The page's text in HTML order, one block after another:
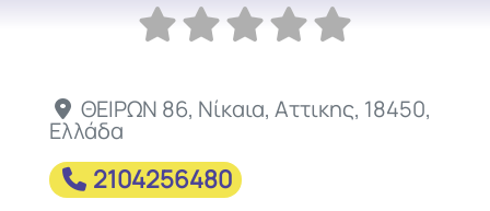
ΘΕΙΡΩΝ 86, Νίκαια, Αττικης, 18450,
Ελλάδα
2104256480